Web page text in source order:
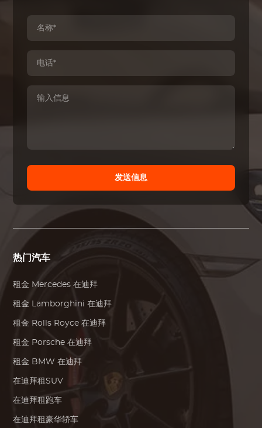
发送信息
热门汽车
租金 Mercedes 在迪拜
租金 Lamborghini 在迪拜
租金 Rolls Royce 在迪拜
租金 Porsche 在迪拜
租金 BMW 在迪拜
在迪拜租SUV
在迪拜租跑车
在迪拜租豪华轿车